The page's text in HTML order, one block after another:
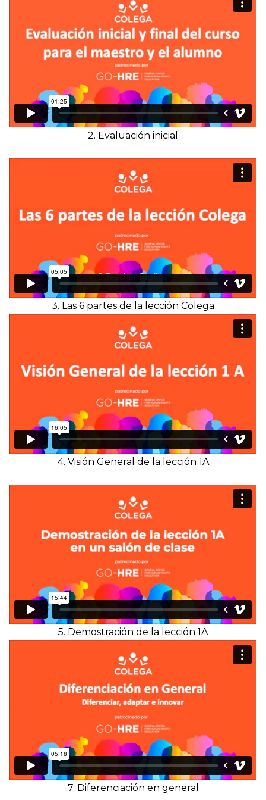
2. Evaluación inicial
3. Las 6 partes de la lección Colega
4. Visión General de la lección 1A
5. Demostración de la lección 1A
7. Diferenciación en general